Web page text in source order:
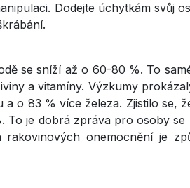
Dodejte úchytkám svůj
se sníží až o 60-80 %. To
a vitamíny. Výzkumy
83 % více železa. Zjistilo se,
je dobrá zpráva pro osoby
onemocnění je